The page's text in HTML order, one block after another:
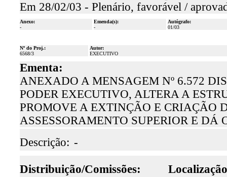
Em 28/02/03 - Plenário, favorável /
Anexo:
-
Emenda(s):
-
Autógrafo:
01/03
Nº do Proj.:
6568/3
Autor:
EXECUTIVO
Ementa:
ANEXADO A MENSAGEM Nº 6.572
PODER EXECUTIVO, ALTERA A
PROMOVE A EXTINÇÃO E CRIAÇÃO
ASSESSORAMENTO SUPERIOR E DÁ
Descrição: -
Distribuição/Comissões: